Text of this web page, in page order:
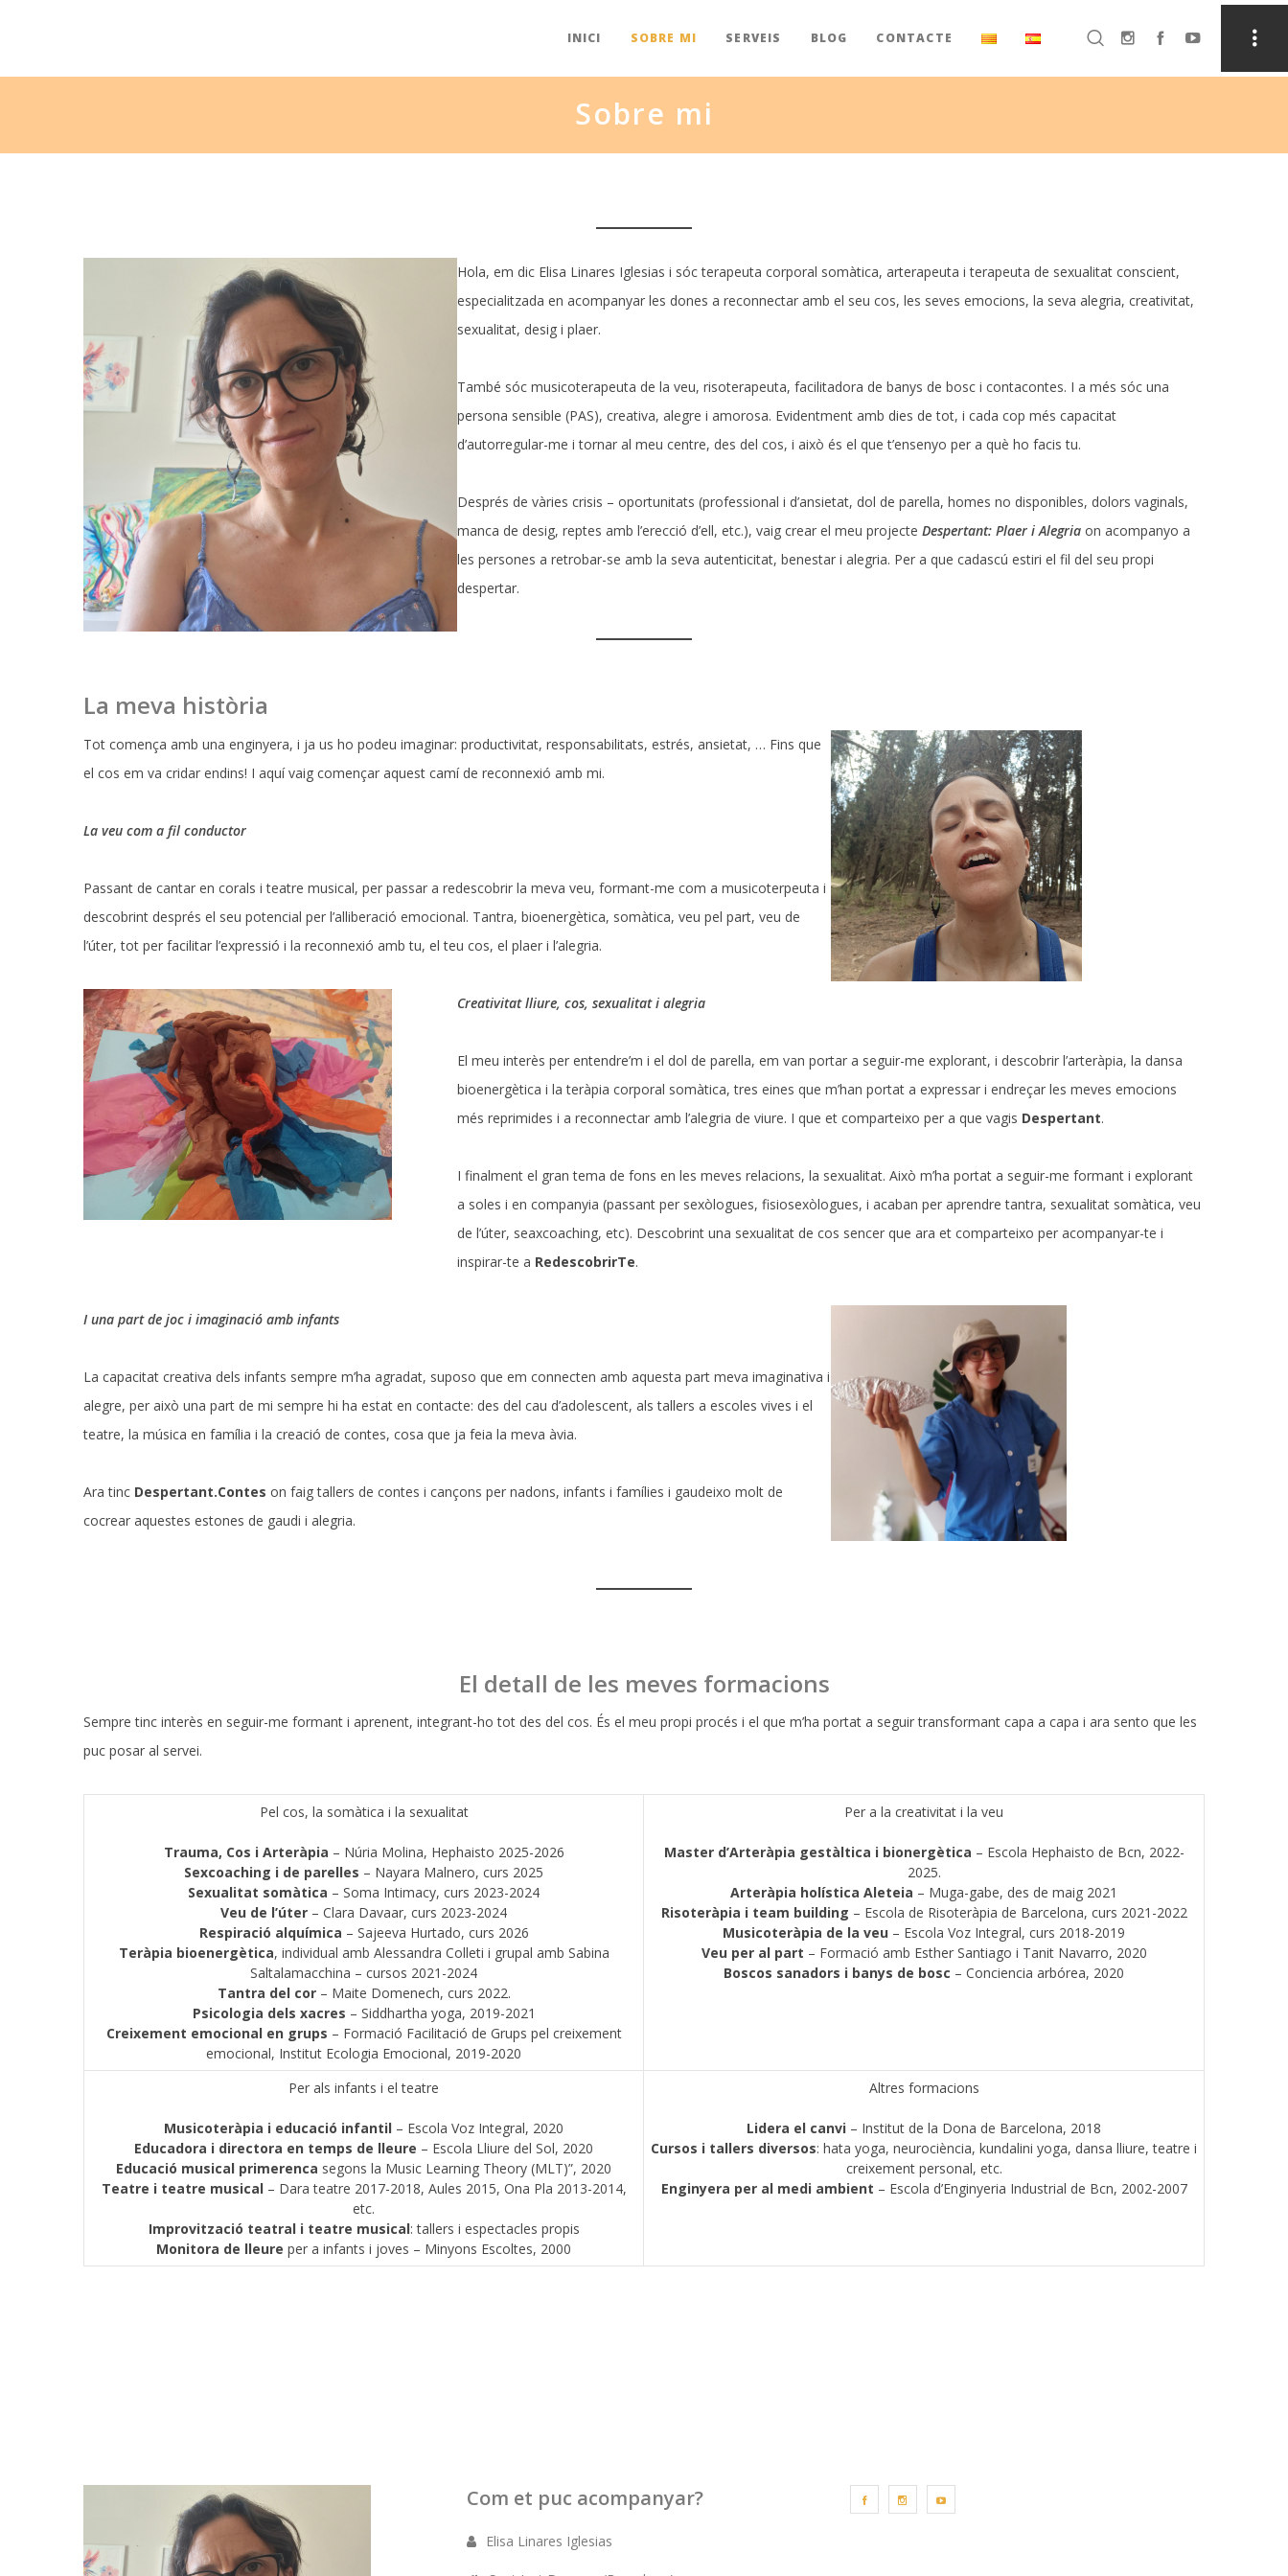
INICI SOBRE MI SERVEIS BLOG CONTACTE
Sobre mi
Hola, em dic Elisa Linares Iglesias i sóc terapeuta corporal somàtica, arterapeuta i terapeuta de sexualitat conscient,
especialitzada en acompanyar les dones a reconnectar amb el seu cos, les seves emocions, la seva alegria, creativitat,
sexualitat, desig i plaer.
També sóc musicoterapeuta de la veu, risoterapeuta, facilitadora de banys de bosc i contacontes. I a més sóc una
persona sensible (PAS), creativa, alegre i amorosa. Evidentment amb dies de tot, i cada cop més capacitat
d’autorregular-me i tornar al meu centre, des del cos, i això és el que t’ensenyo per a què ho facis tu.
Després de vàries crisis – oportunitats (professional i d’ansietat, dol de parella, homes no disponibles, dolors vaginals,
manca de desig, reptes amb l’erecció d’ell, etc.), vaig crear el meu projecte Despertant: Plaer i Alegriaon acompanyo a
les persones a retrobar-se amb la seva autenticitat, benestar i alegria. Per a que cadascú estiri el fil del seu propi
despertar.
La meva història
Tot comença amb una enginyera, i ja us ho podeu imaginar: productivitat, responsabilitats, estrés, ansietat, … Fins que
el cos em va cridar endins! I aquí vaig començar aquest camí de reconnexió amb mi.
La veu com a fil conductor
Passant de cantar en corals i teatre musical, per passar a redescobrir la meva veu, formant-me com a musicoterpeuta i
descobrint després el seu potencial per l’alliberació emocional. Tantra, bioenergètica, somàtica, veu pel part, veu de
l’úter, tot per facilitar l’expressió i la reconnexió amb tu, el teu cos, el plaer i l’alegria.
Creativitat lliure, cos, sexualitat i alegria
El meu interès per entendre’m i el dol de parella, em van portar a seguir-me explorant, i descobrir l’arteràpia, la dansa
bioenergètica i la teràpia corporal somàtica, tres eines que m’han portat a expressar i endreçar les meves emocions
més reprimides i a reconnectar amb l’alegria de viure. I que et comparteixo per a que vagis Despertant.
I finalment el gran tema de fons en les meves relacions, la sexualitat. Això m’ha portat a seguir-me formant i explorant
a soles i en companyia (passant per sexòlogues, fisiosexòlogues, i acaban per aprendre tantra, sexualitat somàtica, veu
de l’úter, seaxcoaching, etc). Descobrint una sexualitat de cos sencer que ara et comparteixo per acompanyar-te i
inspirar-te a RedescobrirTe.
I una part de joc i imaginació amb infants
La capacitat creativa dels infants sempre m’ha agradat, suposo que em connecten amb aquesta part meva imaginativa i
alegre, per això una part de mi sempre hi ha estat en contacte: des del cau d’adolescent, als tallers a escoles vives i el
teatre, la música en família i la creació de contes, cosa que ja feia la meva àvia.
Ara tinc Despertant.Contes on faig tallers de contes i cançons per nadons, infants i famílies i gaudeixo molt de
cocrear aquestes estones de gaudi i alegria.
El detall de les meves formacions
Sempre tinc interès en seguir-me formant i aprenent, integrant-ho tot des del cos. És el meu propi procés i el que m’ha portat a seguir transformant capa a capa i ara sento que les
puc posar al servei.
Pel cos, la somàtica i la sexualitat
Trauma, Cos i Arteràpia – Núria Molina, Hephaisto 2025-2026
Sexcoaching i de parelles – Nayara Malnero, curs 2025
Sexualitat somàtica – Soma Intimacy, curs 2023-2024
Veu de l’úter – Clara Davaar, curs 2023-2024
Respiració alquímica – Sajeeva Hurtado, curs 2026
Teràpia bioenergètica, individual amb Alessandra Colleti i grupal amb Sabina
Saltalamacchina – cursos 2021-2024
Tantra del cor– Maite Domenech, curs 2022.
Psicologia dels xacres – Siddhartha yoga, 2019-2021
Creixement emocional en grups – Formació Facilitació de Grups pel creixement
emocional, Institut Ecologia Emocional, 2019-2020
Per a la creativitat i la veu
Master d’Arteràpia gestàltica i bionergètica – Escola Hephaisto de Bcn, 2022-
2025.
Arteràpia holística Aleteia – Muga-gabe, des de maig 2021
Risoteràpia i team building – Escola de Risoteràpia de Barcelona, curs 2021-2022
Musicoteràpia de la veu – Escola Voz Integral, curs 2018-2019
Veu per al part – Formació amb Esther Santiago i Tanit Navarro, 2020
Boscos sanadors i banys de bosc – Conciencia arbórea, 2020
Per als infants i el teatre
Musicoteràpia i educació infantil – Escola Voz Integral, 2020
Educadora i directora en temps de lleure – Escola Lliure del Sol, 2020
Educació musical primerenca segons la Music Learning Theory (MLT)”, 2020
Teatre i teatre musical– Dara teatre 2017-2018, Aules 2015, Ona Pla 2013-2014,
etc.
Improvització teatral i teatre musical: tallers i espectacles propis
Monitora de lleure per a infants i joves – Minyons Escoltes, 2000
Altres formacions
Lidera el canvi – Institut de la Dona de Barcelona, 2018
Cursos i tallers diversos: hata yoga, neurociència, kundalini yoga, dansa lliure, teatre i
creixement personal, etc.
Enginyera per al medi ambient – Escola d’Enginyeria Industrial de Bcn, 2002-2007
Com et puc acompanyar?
Elisa Linares Iglesias